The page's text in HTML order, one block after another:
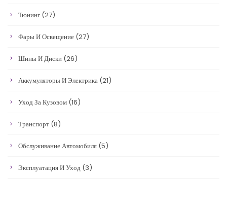
Тюнинг (27)
Фары И Освещение (27)
Шины И Диски (26)
Аккумуляторы И Электрика (21)
Уход За Кузовом (16)
Транспорт (8)
Обслуживание Автомобиля (5)
Эксплуатация И Уход (3)